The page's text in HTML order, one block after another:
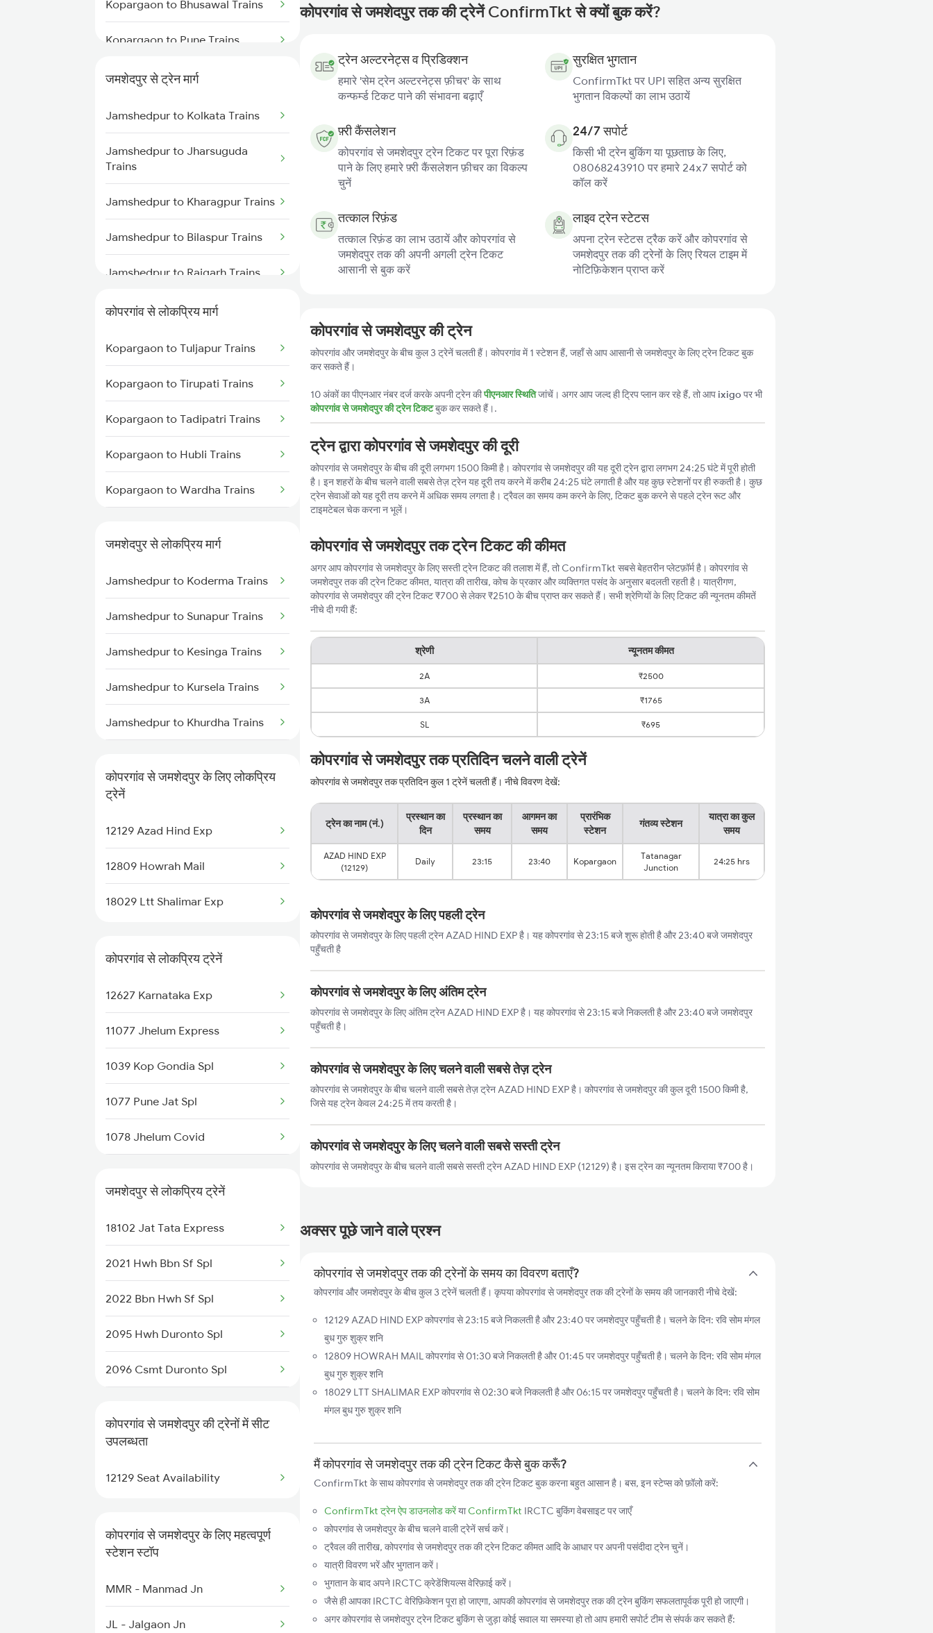
Kopargaon to Bhusawal Trains
Kopargaon to Pune Trains
Kopargaon to Itarsi Trains
Kopargaon to Jalgaon Trains
Kopargaon to Khandwa Trains
Kopargaon to Jhansi Trains
Kopargaon to Nagpur Trains
Kopargaon to Bhopal Trains
जमशेदपुर से ट्रेन मार्ग
Jamshedpur to Kolkata Trains
Jamshedpur to Jharsuguda
Trains
Jamshedpur to Kharagpur Trains
Jamshedpur to Bilaspur Trains
Jamshedpur to Raigarh Trains
Jamshedpur to Champa Trains
Jamshedpur to Rajgangpur
Trains
Jamshedpur to Ghatshila Trains
Jamshedpur to Durg Trains
कोपरगांव से लोकप्रिय मार्ग
Kopargaon to Tuljapur Trains
Kopargaon to Tirupati Trains
Kopargaon to Tadipatri Trains
Kopargaon to Hubli Trains
Kopargaon to Wardha Trains
Kopargaon to Pachora Trains
Kopargaon to Raigarh Trains
जमशेदपुर से लोकप्रिय मार्ग
Jamshedpur to Koderma Trains
Jamshedpur to Sunapur Trains
Jamshedpur to Kesinga Trains
Jamshedpur to Kursela Trains
Jamshedpur to Khurdha Trains
Jamshedpur to Kazipet Trains
Jamshedpur to Lalitpur Trains
Jamshedpur to Ballia Trains
कोपरगांव से जमशेदपुर के लिए लोकप्रिय
ट्रेनें
12129 Azad Hind Exp
12809 Howrah Mail
18029 Ltt Shalimar Exp
कोपरगांव से लोकप्रिय ट्रेनें
12627 Karnataka Exp
11077 Jhelum Express
1039 Kop Gondia Spl
1077 Pune Jat Spl
1078 Jhelum Covid
1115 Gkp Festival Spl
1116 Pune Festvl Spl
1131 Dr Sainagar Spl
1132 Sainagar Dr Spl
1251 Pune Kazipet Spl
जमशेदपुर से लोकप्रिय ट्रेनें
18102 Jat Tata Express
2021 Hwh Bbn Sf Spl
2022 Bbn Hwh Sf Spl
2095 Hwh Duronto Spl
2096 Csmt Duronto Spl
2158 Hbj Humsafar Spl
2221 Pune Hwh Ac Spl
2255 Ltt Kyq Special
2256 Kyq Ltt Special
2259 Csmt Hwh Spl
कोपरगांव से जमशेदपुर की ट्रेनों में सीट
उपलब्धता
12129 Seat Availability
कोपरगांव से जमशेदपुर के लिए महत्वपूर्ण
स्टेशन स्टॉप
MMR - Manmad Jn
JL - Jalgaon Jn
कोपरगांव से जमशेदपुर तक की ट्रेनें ConfirmTkt से क्यों बुक करें?
ट्रेन अल्टरनेट्स व प्रिडिक्शन
हमारे 'सेम ट्रेन अल्टरनेट्स फ़ीचर' के साथ
कन्फर्म्ड टिकट पाने की संभावना बढ़ाएँ
सुरक्षित भुगतान
ConfirmTkt पर UPI सहित अन्य सुरक्षित
भुगतान विकल्पों का लाभ उठायें
फ़्री कैंसलेशन
कोपरगांव से जमशेदपुर ट्रेन टिकट पर पूरा रिफ़ंड
पाने के लिए हमारे फ़्री कैंसलेशन फ़ीचर का विकल्प
चुनें
24/7 सपोर्ट
किसी भी ट्रेन बुकिंग या पूछताछ के लिए,
08068243910 पर हमारे 24x7 सपोर्ट को
कॉल करें
तत्काल रिफ़ंड
तत्काल रिफ़ंड का लाभ उठायें और कोपरगांव से
जमशेदपुर तक की अपनी अगली ट्रेन टिकट
आसानी से बुक करें
लाइव ट्रेन स्टेटस
अपना ट्रेन स्टेटस ट्रैक करें और कोपरगांव से
जमशेदपुर तक की ट्रेनों के लिए रियल टाइम में
नोटिफ़िकेशन प्राप्त करें
कोपरगांव से जमशेदपुर की ट्रेन
कोपरगांव और जमशेदपुर के बीच कुल 3 ट्रेनें चलती हैं। कोपरगांव में 1 स्टेशन हैं, जहाँ से आप आसानी से जमशेदपुर के लिए ट्रेन टिकट बुक
कर सकते हैं।
10 अंकों का पीएनआर नंबर दर्ज करके अपनी ट्रेन कीपीएनआर स्थितिजांचें। अगर आप जल्द ही ट्रिप प्लान कर रहे हैं, तो आप ixigoपर भी
कोपरगांव से जमशेदपुर की ट्रेन टिकटबुक कर सकते हैं।.
ट्रेन द्वारा कोपरगांव से जमशेदपुर की दूरी
कोपरगांव से जमशेदपुर के बीच की दूरी लगभग 1500 किमी है। कोपरगांव से जमशेदपुर की यह दूरी ट्रेन द्वारा लगभग 24:25 घंटे में पूरी होती
है। इन शहरों के बीच चलने वाली सबसे तेज़ ट्रेन यह दूरी तय करने में करीब 24:25 घंटे लगाती है और यह कुछ स्टेशनों पर ही रुकती है। कुछ
ट्रेन सेवाओं को यह दूरी तय करने में अधिक समय लगता है। ट्रैवल का समय कम करने के लिए, टिकट बुक करने से पहले ट्रेन रूट और
टाइमटेबल चेक करना न भूलें।
कोपरगांव से जमशेदपुर तक ट्रेन टिकट की कीमत
अगर आप कोपरगांव से जमशेदपुर के लिए सस्ती ट्रेन टिकट की तलाश में हैं, तो ConfirmTkt सबसे बेहतरीन प्लेटफ़ॉर्म है। कोपरगांव से
जमशेदपुर तक की ट्रेन टिकट कीमत, यात्रा की तारीख, कोच के प्रकार और व्यक्तिगत पसंद के अनुसार बदलती रहती है। यात्रीगण,
कोपरगांव से जमशेदपुर की ट्रेन टिकट ₹700 से लेकर ₹2510 के बीच प्राप्त कर सकते हैं। सभी श्रेणियों के लिए टिकट की न्यूनतम कीमतें
नीचे दी गयी हैं:
श्रेणी न्यूनतम कीमत
2A ₹2500
3A ₹1765
SL ₹695
कोपरगांव से जमशेदपुर तक प्रतिदिन चलने वाली ट्रेनें
कोपरगांव से जमशेदपुर तक प्रतिदिन कुल 1 ट्रेनें चलती हैं। नीचे विवरण देखें:
ट्रेन का नाम (नं.)
प्रस्थान का
दिन
प्रस्थान का
समय
आगमन का
समय
प्रारंभिक
स्टेशन
गंतव्य स्टेशन
यात्रा का कुल
समय
AZAD HIND EXP
(12129)
Daily 23:15 23:40 Kopargaon
Tatanagar
Junction
24:25 hrs
कोपरगांव से जमशेदपुर के लिए पहली ट्रेन
कोपरगांव से जमशेदपुर के लिए पहली ट्रेन AZAD HIND EXP है। यह कोपरगांव से 23:15 बजे शुरू होती है और 23:40 बजे जमशेदपुर
पहुँचती है
कोपरगांव से जमशेदपुर के लिए अंतिम ट्रेन
कोपरगांव से जमशेदपुर के लिए अंतिम ट्रेन AZAD HIND EXP है। यह कोपरगांव से 23:15 बजे निकलती है और 23:40 बजे जमशेदपुर
पहुँचती है।
कोपरगांव से जमशेदपुर के लिए चलने वाली सबसे तेज़ ट्रेन
कोपरगांव से जमशेदपुर के बीच चलने वाली सबसे तेज़ ट्रेन AZAD HIND EXP है। कोपरगांव से जमशेदपुर की कुल दूरी 1500 किमी है,
जिसे यह ट्रेन केवल 24:25 में तय करती है।
कोपरगांव से जमशेदपुर के लिए चलने वाली सबसे सस्ती ट्रेन
कोपरगांव से जमशेदपुर के बीच चलने वाली सबसे सस्ती ट्रेन AZAD HIND EXP (12129) है। इस ट्रेन का न्यूनतम किराया ₹700 है।
अक्सर पूछे जाने वाले प्रश्न
कोपरगांव से जमशेदपुर तक की ट्रेनों के समय का विवरण बताएँ?
कोपरगांव और जमशेदपुर के बीच कुल 3 ट्रेनें चलती हैं। कृपया कोपरगांव से जमशेदपुर तक की ट्रेनों के समय की जानकारी नीचे देखें:
12129 AZAD HIND EXP कोपरगांव से 23:15 बजे निकलती है और 23:40 पर जमशेदपुर पहुँचती है। चलने के दिन: रवि सोम मंगल
बुध गुरु शुक्र शनि
12809 HOWRAH MAIL कोपरगांव से 01:30 बजे निकलती है और 01:45 पर जमशेदपुर पहुँचती है। चलने के दिन: रवि सोम मंगल
बुध गुरु शुक्र शनि
18029 LTT SHALIMAR EXP कोपरगांव से 02:30 बजे निकलती है और 06:15 पर जमशेदपुर पहुँचती है। चलने के दिन: रवि सोम
मंगल बुध गुरु शुक्र शनि
मैं कोपरगांव से जमशेदपुर तक की ट्रेन टिकट कैसे बुक करूँ?
ConfirmTkt के साथ कोपरगांव से जमशेदपुर तक की ट्रेन टिकट बुक करना बहुत आसान है। बस, इन स्टेप्स को फ़ॉलो करें:
ConfirmTkt ट्रेन ऐप डाउनलोड करेंयाConfirmTkt IRCTC बुकिंग वेबसाइट पर जाएँ
कोपरगांव से जमशेदपुर के बीच चलने वाली ट्रेनें सर्च करें।
ट्रैवल की तारीख, कोपरगांव से जमशेदपुर तक की ट्रेन टिकट कीमत आदि के आधार पर अपनी पसंदीदा ट्रेन चुनें।
यात्री विवरण भरें और भुगतान करें।
भुगतान के बाद अपने IRCTC क्रेडेंशियल्स वेरिफ़ाई करें।
जैसे ही आपका IRCTC वेरिफ़िकेशन पूरा हो जाएगा, आपकी कोपरगांव से जमशेदपुर तक की ट्रेन बुकिंग सफलतापूर्वक पूरी हो जाएगी।
अगर कोपरगांव से जमशेदपुर ट्रेन टिकट बुकिंग से जुड़ा कोई सवाल या समस्या हो तो आप हमारी सपोर्ट टीम से संपर्क कर सकते हैं: